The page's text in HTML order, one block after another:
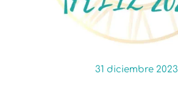
31 diciembre 2023